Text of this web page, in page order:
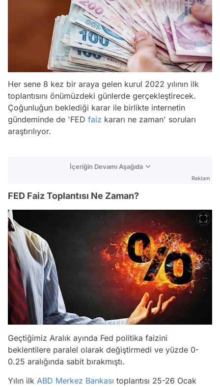
Her sene 8 kez bir araya gelen kurul 2022 yılının ilk
toplantısını önümüzdeki günlerde gerçekleştirecek.
Çoğunluğun beklediği karar ile birlikte internetin
gündeminde de 'FED faiz kararı ne zaman' soruları
araştırılıyor.
İçeriğin Devamı Aşağıda
Reklam
FED Faiz Toplantısı Ne Zaman?
Geçtiğimiz Aralık ayında Fed politika faizini
beklentilere paralel olarak değiştirmedi ve yüzde 0-
0.25 aralığında sabit bırakmıştı.
Yılın ilk ABD Merkez Bankası toplantısı 25-26 Ocak